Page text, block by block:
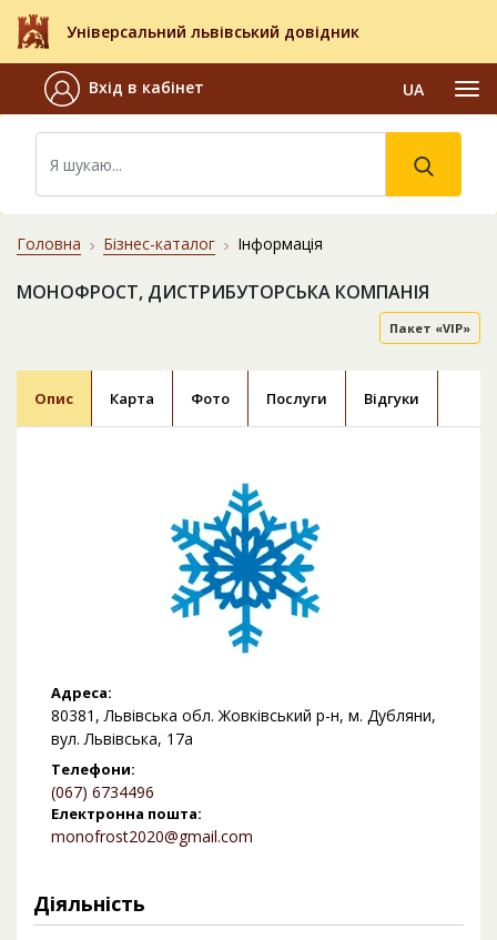
Універсальний львівський довідник
Вхід в кабінет UA
Головна Бізнес-каталог Інформація
МОНОФРОСТ, ДИСТРИБУТОРСЬКА КОМПАНІЯ
Пакет «VIP»
Опис Карта Фото Послуги Відгуки
Адреса:
80381, Львівська обл. Жовківський р-н, м. Дубляни,
вул. Львівська, 17а
Телефони:
(067) 6734496
Електронна пошта:
monofrost2020@gmail.com
Діяльність